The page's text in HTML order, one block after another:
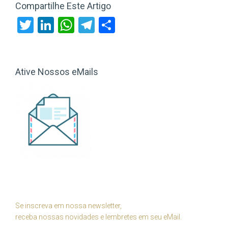
Compartilhe Este Artigo
Twitter
LinkedIn
WhatsApp
Telegram
Ative Nossos eMails
Se inscreva em nossa newsletter,
receba nossas novidades e lembretes em seu eMail.